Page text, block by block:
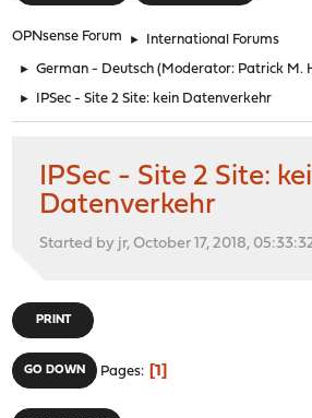
OPNsense Forum ► International Forums
► German - Deutsch (Moderator: Patrick M.
► IPSec - Site 2 Site: kein Datenverkehr
IPSec - Site 2 Site:
Datenverkehr
Started by jr, October 17, 2018,
PRINT
GO DOWN Pages 1